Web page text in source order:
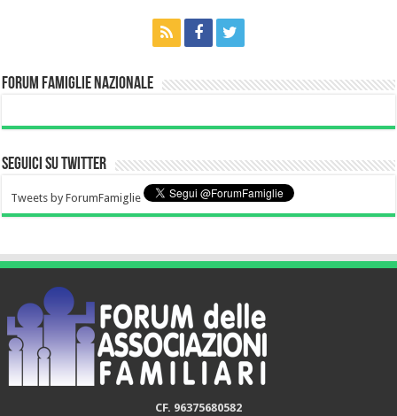
Forum Famiglie Nazionale
Seguici su Twitter
Tweets by ForumFamiglie
CF. 96375680582